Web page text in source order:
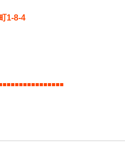
1-8-4
■■■■■■■■■■